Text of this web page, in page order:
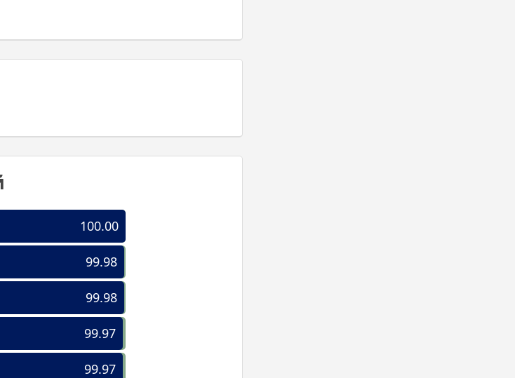
100.00
99.98
99.98
99.97
99.97